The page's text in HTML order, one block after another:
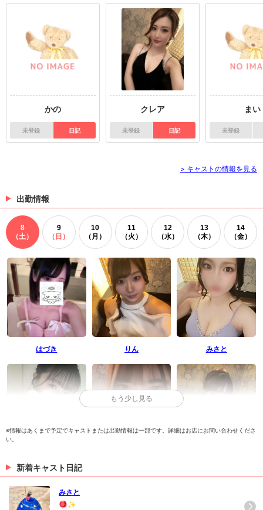
かの
未登録 日記
クレア
未登録 日記
まい
未登録
> キャストの情報を見る
出勤情報
8
（土）
9
（日）
10
（月）
11
（火）
12
（水）
13
（木）
14
（金）
はづき りん みさと
もう少し見る
※情報はあくまで予定でキャストまたは出勤情報は一部です。詳細はお店にお問い合わせくださ
い。
新着キャスト日記
みさと
🪀✨